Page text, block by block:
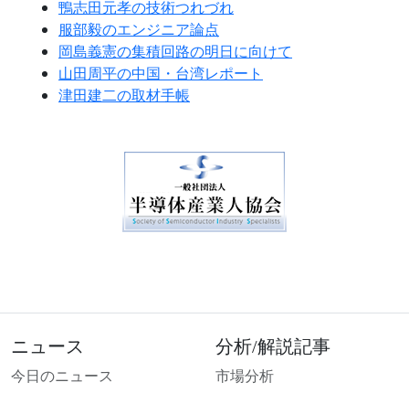
鴨志田元孝の技術つれづれ
服部毅のエンジニア論点
岡島義憲の集積回路の明日に向けて
山田周平の中国・台湾レポート
津田建二の取材手帳
ニュース
今日のニュース
分析/解説記事
市場分析